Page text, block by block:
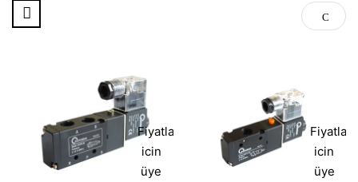
Fiyatlar
icin
üye
Fiyatlar
icin
üye